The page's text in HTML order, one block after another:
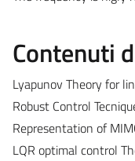
Contenuti
Lyapunov Theory for
Robust Control
Representation of
LQR optimal control